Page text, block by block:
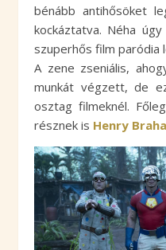
bénább antihősöket
kockáztatva. Néha
szuperhős film paródia
A zene zseniális,
munkát végzett, de
osztag filmeknél.
résznek is Henry